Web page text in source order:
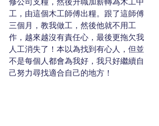
修公司支糧，然後升職加薪轉為木工中
工，由這個木工師傅出糧。跟了這師傅
三個月，教我做工，然後他就不用工
作，越來越沒有責任心，最後更拖欠我
人工消失了！本以為找到有心人，但並
不是每個人都會為我好，我只好繼續自
己努力尋找適合自己的地方！